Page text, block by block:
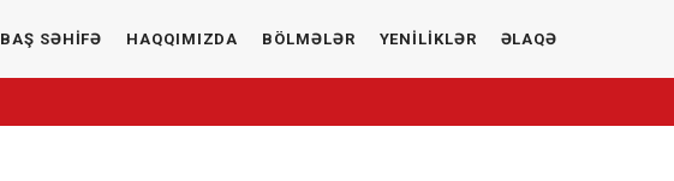
BAŞ SƏHİFƏ HAQQIMIZDA BÖLMƏLƏR YENİLİKLƏR ƏLAQƏ